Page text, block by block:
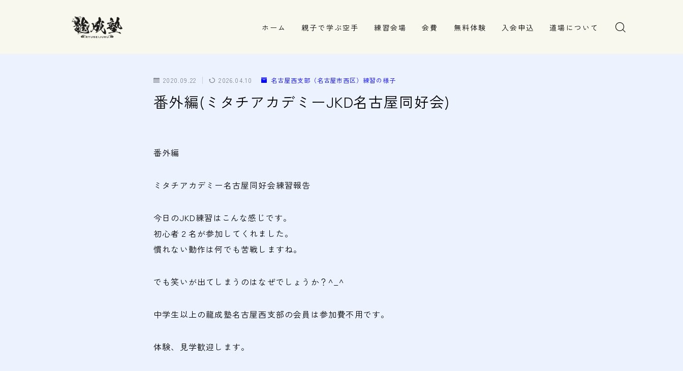
ホーム 親子で学ぶ空手 練習会場
清須市の道場
会費 無料体験 入会申込 道場について
2020.09.22 2026.04.10 名古屋西支部（名古屋市西区）練習の様子
番外編(ミタチアカデミーJKD名古屋同好会)
番外編
ミタチアカデミー名古屋同好会練習報告
今日のJKD練習はこんな感じです。
初心者２名が参加してくれました。
慣れない動作は何でも苦戦しますね。
でも笑いが出てしまうのはなぜでしょうか？^_^
中学生以上の龍成塾名古屋西支部の会員は参加費不用です。
体験、見学歓迎します。